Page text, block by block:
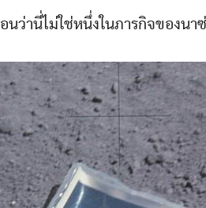
นว่านี่ไม่ใช่หนึ่งในภารกิจของนา